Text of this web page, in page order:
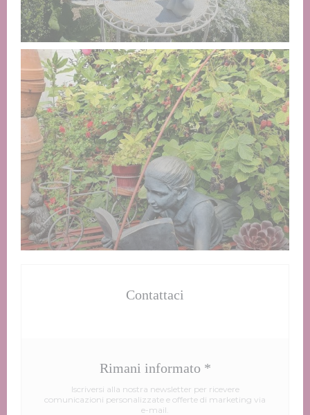
Contattaci
Rimani informato *
Iscriversi alla nostra newsletter per ricevere
comunicazioni personalizzate e offerte di marketing via
e-mail.